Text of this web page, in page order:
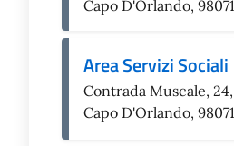
Capo D'Orlando, 98071
Area Servizi Sociali
Contrada Muscale, 24,
Capo D'Orlando, 98071